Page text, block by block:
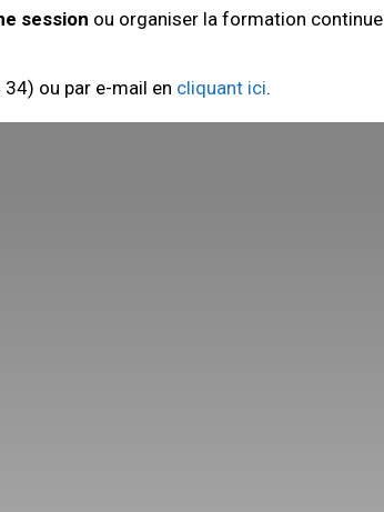
session ou organiser la formation continue
ou par e-mail en cliquant ici.